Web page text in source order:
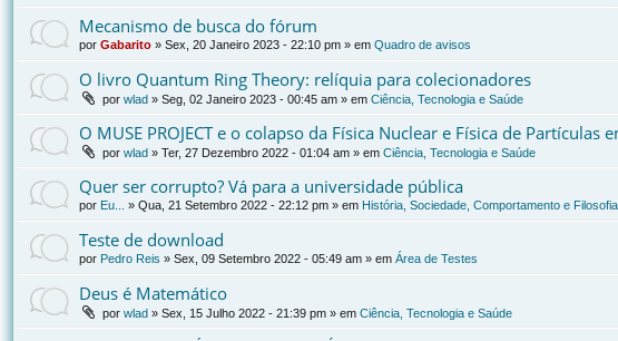
Mecanismo de busca do fórum
por Gabarito » Sex, 20 Janeiro 2023 - 22:10 pm » em Quadro de avisos
O livro Quantum Ring Theory: relíquia para colecionadores
por wlad » Seg, 02 Janeiro 2023 - 00:45 am » em Ciência, Tecnologia e Saúde
O MUSE PROJECT e o colapso da Física Nuclear e Física de Partículas
por wlad » Ter, 27 Dezembro 2022 - 01:04 am » em Ciência, Tecnologia e Saúde
Quer ser corrupto? Vá para a universidade pública
por Eu... » Qua, 21 Setembro 2022 - 22:12 pm » em História, Sociedade, Comportamento e Filosofia
Teste de download
por Pedro Reis » Sex, 09 Setembro 2022 - 05:49 am » em Área de Testes
Deus é Matemático
por wlad » Sex, 15 Julho 2022 - 21:39 pm » em Ciência, Tecnologia e Saúde